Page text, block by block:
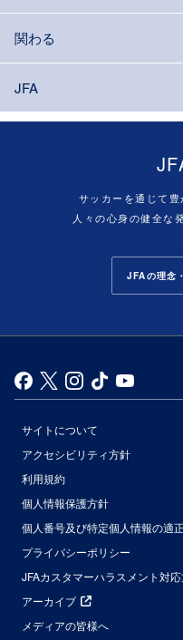
関わる
JFA
サッカーを通じて豊
人々の心身の健全な
JFAの理念
サイトについて
アクセシビリティ方針
利用規約
個人情報保護方針
個人番号及び特定個人情報の適
プライバシーポリシー
JFAカスタマーハラスメント対
アーカイブ
メディアの皆様へ